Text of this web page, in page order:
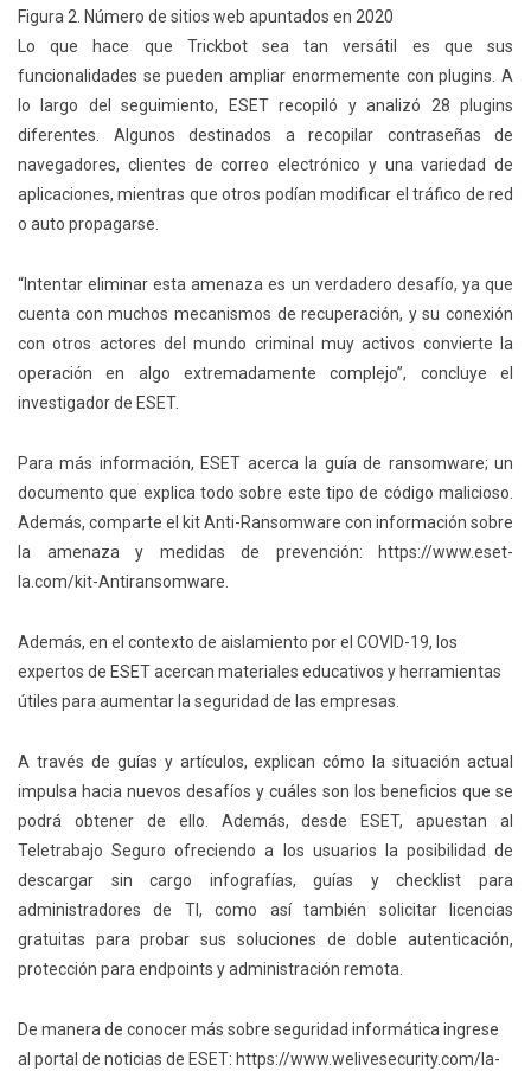
Figura 2. Número de sitios web apuntados en 2020
Lo que hace que Trickbot sea tan versátil es que sus
funcionalidades se pueden ampliar enormemente con plugins. A
lo largo del seguimiento, ESET recopiló y analizó 28 plugins
diferentes. Algunos destinados a recopilar contraseñas de
navegadores, clientes de correo electrónico y una variedad de
aplicaciones, mientras que otros podían modificar el tráfico de red
o auto propagarse.
“Intentar eliminar esta amenaza es un verdadero desafío, ya que
cuenta con muchos mecanismos de recuperación, y su conexión
con otros actores del mundo criminal muy activos convierte la
operación en algo extremadamente complejo”, concluye el
investigador de ESET.
Para más información, ESET acerca la guía de ransomware; un
documento que explica todo sobre este tipo de código malicioso.
Además, comparte el kit Anti-Ransomware con información sobre
la amenaza y medidas de prevención: https://www.eset-
la.com/kit-Antiransomware.
Además, en el contexto de aislamiento por el COVID-19, los
expertos de ESET acercan materiales educativos y herramientas
útiles para aumentar la seguridad de las empresas.
A través de guías y artículos, explican cómo la situación actual
impulsa hacia nuevos desafíos y cuáles son los beneficios que se
podrá obtener de ello. Además, desde ESET, apuestan al
Teletrabajo Seguro ofreciendo a los usuarios la posibilidad de
descargar sin cargo infografías, guías y checklist para
administradores de TI, como así también solicitar licencias
gratuitas para probar sus soluciones de doble autenticación,
protección para endpoints y administración remota.
De manera de conocer más sobre seguridad informática ingrese
al portal de noticias de ESET: https://www.welivesecurity.com/la-